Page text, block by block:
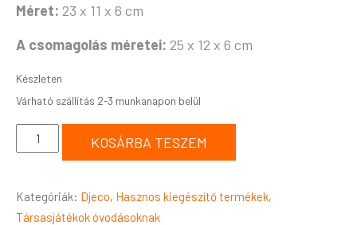
Méret: 23 x 11 x 6 cm
A csomagolás méretei: 25 x 12 x 6 cm
Készleten
KOSÁRBA TESZEM
Kategóriák: Djeco, Hasznos kiegészítő termékek,
Társasjátékok óvodásoknak